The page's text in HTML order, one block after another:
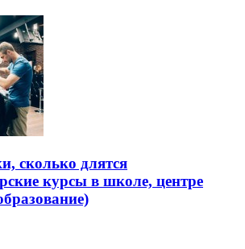
сколько длятся
курсы в школе, центре